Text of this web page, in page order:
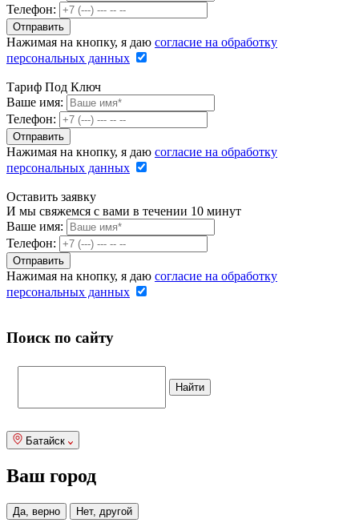
Телефон:
Нажимая на кнопку, я даю согласие на обработку
персональных данных
Тариф Под Ключ
Ваше имя:
Телефон:
Нажимая на кнопку, я даю согласие на обработку
персональных данных
Оставить заявку
И мы свяжемся с вами в течении 10 минут
Ваше имя:
Телефон:
Нажимая на кнопку, я даю согласие на обработку
персональных данных
Поиск по сайту
Батайск
Ваш город
Да, верно Нет, другой